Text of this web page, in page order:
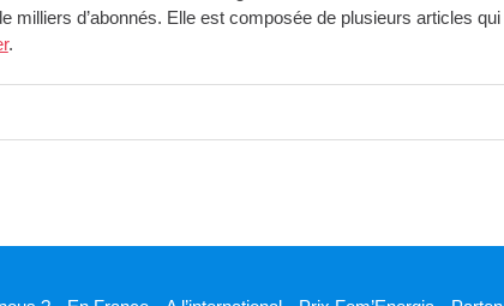
d’abonnés. Elle est composée de plusieurs articles qui
.